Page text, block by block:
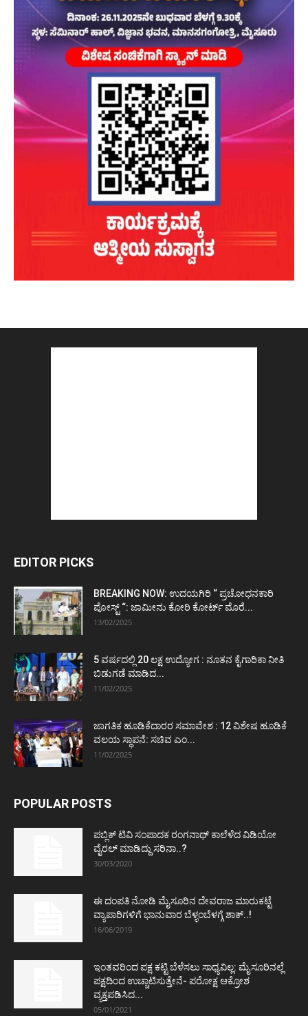
EDITOR PICKS
BREAKING NOW: ಉದಯಗಿರಿ “ ಪ್ರಚೋಧನಕಾರಿ
ಪೋಸ್ಟ್‌ “: ಜಾಮೀನು ಕೋರಿ ಕೋರ್ಟ್‌ ಮೊರೆ...
13/02/2025
5 ವರ್ಷದಲ್ಲಿ 20 ಲಕ್ಷ ಉದ್ಯೋಗ : ನೂತನ ಕೈಗಾರಿಕಾ ನೀತಿ
ಬಿಡುಗಡೆ ಮಾಡಿದ...
11/02/2025
ಜಾಗತಿಕ ಹೂಡಿಕೆದಾರರ ಸಮಾವೇಶ : 12 ವಿಶೇಷ ಹೂಡಿಕೆ
ವಲಯ ಸ್ಥಾಪನೆ: ಸಚಿವ ಎಂ...
11/02/2025
POPULAR POSTS
ಪಬ್ಲಿಕ್ ಟಿವಿ ಸಂಪಾದಕ ರಂಗನಾಥ್ ಕಾಲೆಳೆದ ವಿಡಿಯೋ
ವೈರಲ್ ಮಾಡಿದ್ದು ಸರಿನಾ..?
30/03/2020
ಈ ದಂಪತಿ ನೋಡಿ ಮೈಸೂರಿನ ದೇವರಾಜ ಮಾರುಕಟ್ಟೆ
ವ್ಯಾಪಾರಿಗಳಿಗೆ ಭಾನುವಾರ ಬೆಳ್ಳಂಬೆಳಗ್ಗೆ ಶಾಕ್..!
16/06/2019
ಇಂತವರಿಂದ ಪಕ್ಷ ಕಟ್ಟಿ ಬೆಳೆಸಲು ಸಾಧ್ಯವಿಲ್ಲ: ಮೈಸೂರಿನಲ್ಲೆ
ಪಕ್ಷದಿಂದ ಉಚ್ಚಾಟಿಸುತ್ತೇನೆ- ಪರೋಕ್ಷ ಆಕ್ರೋಶ
ವ್ಯಕ್ತಪಡಿಸಿದ...
05/01/2021